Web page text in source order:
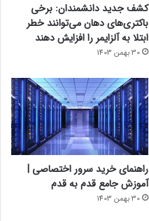
کشف جدید دانشمندان: برخی
باکتری‌های دهان می‌توانند خطر
ابتلا به آلزایمر را افزایش دهند
30 بهمن 1403
راهنمای خرید سرور اختصاصی |
آموزش جامع قدم به قدم
30 بهمن 1403